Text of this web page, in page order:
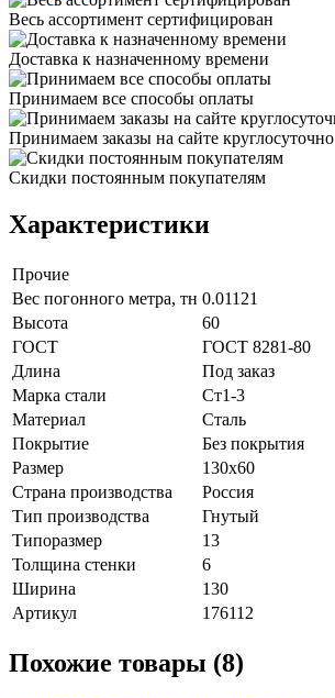
Весь ассортимент сертифицирован
Доставка к назначенному времени
Принимаем все способы оплаты
Принимаем заказы на сайте круглосуточно
Скидки постоянным покупателям
Характеристики
Прочие
Вес погонного метра, тн 0.01121
Высота
60
ГОСТ
ГОСТ 8281-80
Длина
Под заказ
Марка стали
Ст1-3
Материал
Сталь
Покрытие
Без покрытия
Размер
130х60
Страна производства
Россия
Тип производства
Гнутый
Типоразмер
13
Толщина стенки
6
Ширина
130
Артикул
176112
Похожие товары (8)